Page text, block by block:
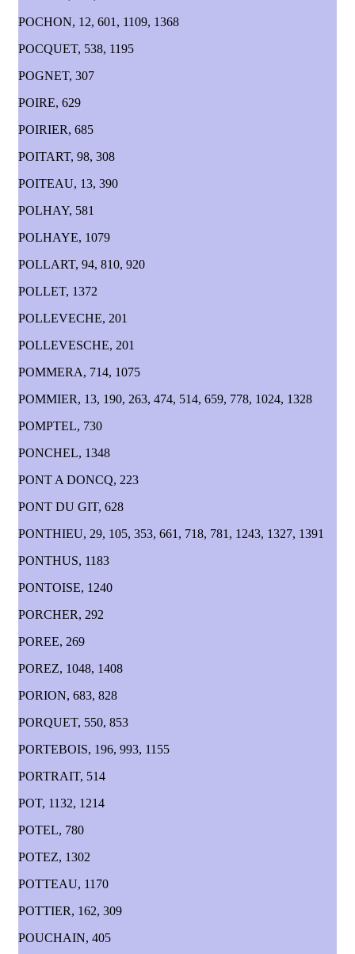
POCHON, 12, 601, 1109, 1368
POCQUET, 538, 1195
POGNET, 307
POIRE, 629
POIRIER, 685
POITART, 98, 308
POITEAU, 13, 390
POLHAY, 581
POLHAYE, 1079
POLLART, 94, 810, 920
POLLET, 1372
POLLEVECHE, 201
POLLEVESCHE, 201
POMMERA, 714, 1075
POMMIER, 13, 190, 263, 474, 514, 659, 778, 1024, 1328
POMPTEL, 730
PONCHEL, 1348
PONT A DONCQ, 223
PONT DU GIT, 628
PONTHIEU, 29, 105, 353, 661, 718, 781, 1243, 1327, 1391
PONTHUS, 1183
PONTOISE, 1240
PORCHER, 292
POREE, 269
POREZ, 1048, 1408
PORION, 683, 828
PORQUET, 550, 853
PORTEBOIS, 196, 993, 1155
PORTRAIT, 514
POT, 1132, 1214
POTEL, 780
POTEZ, 1302
POTTEAU, 1170
POTTIER, 162, 309
POUCHAIN, 405